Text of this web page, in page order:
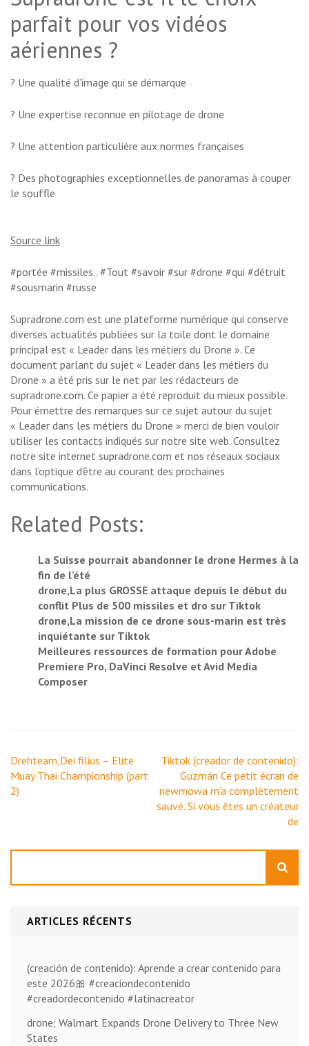
parfait pour vos vidéos
aériennes ?
? Une qualité d’image qui se démarque
? Une expertise reconnue en pilotage de drone
? Une attention particulière aux normes françaises
? Des photographies exceptionnelles de panoramas à couper
le souffle
Source link
#portée #missiles.. #Tout #savoir #sur #drone #qui #détruit
#sousmarin #russe
Supradrone.com est une plateforme numérique qui conserve
diverses actualités publiées sur la toile dont le domaine
principal est « Leader dans les métiers du Drone ». Ce
document parlant du sujet « Leader dans les métiers du
Drone » a été pris sur le net par les rédacteurs de
supradrone.com. Ce papier a été reproduit du mieux possible.
Pour émettre des remarques sur ce sujet autour du sujet
« Leader dans les métiers du Drone » merci de bien vouloir
utiliser les contacts indiqués sur notre site web. Consultez
notre site internet supradrone.com et nos réseaux sociaux
dans l’optique d’être au courant des prochaines
communications.
Related Posts:
La Suisse pourrait abandonner le drone Hermes à la
fin de l’été
drone,La plus GROSSE attaque depuis le début du
conflit Plus de 500 missiles et dro sur Tiktok
drone,La mission de ce drone sous-marin est très
inquiétante sur Tiktok
Meilleures ressources de formation pour Adobe
Premiere Pro, DaVinci Resolve et Avid Media
Composer
Navigation
de
l’article
Drehteam,Dei filius – Elite
Muay Thai Championship (part
2)
Tiktok (creador de contenido):
Guzmán Ce petit écran de
newmowa m’a complètement
sauvé. Si vous êtes un créateur
de
ARTICLES RÉCENTS
(creación de contenido): Aprende a crear contenido para
este 2026🎀 #creaciondecontenido
#creadordecontenido #latinacreator
drone; Walmart Expands Drone Delivery to Three New
States